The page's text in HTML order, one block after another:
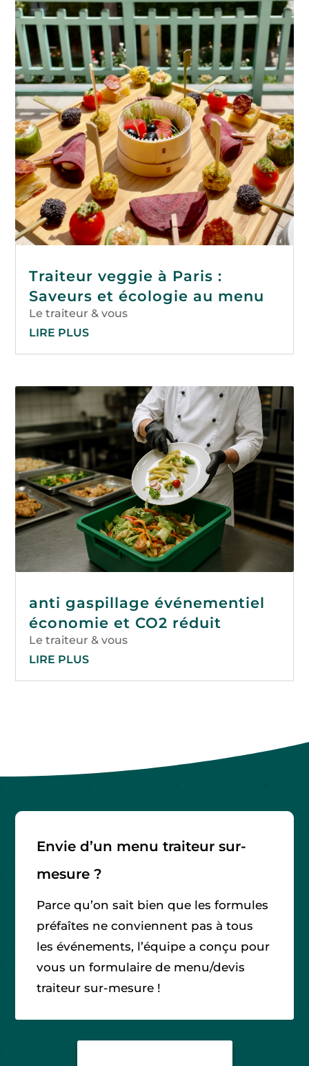
Traiteur veggie à Paris :
Saveurs et écologie au menu
Le traiteur & vous
LIRE PLUS
anti gaspillage événementiel
économie et CO2 réduit
Le traiteur & vous
LIRE PLUS
Envie d’un menu traiteur sur-
mesure ?
Parce qu’on sait bien que les formules
préfaîtes ne conviennent pas à tous
les événements, l’équipe a conçu pour
vous un formulaire de menu/devis
traiteur sur-mesure !